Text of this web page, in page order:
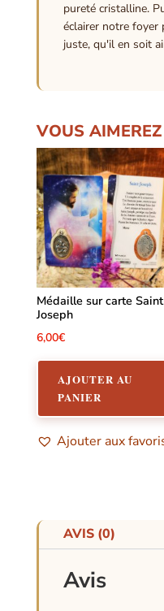
pureté cristalline.
éclairer notre foyer
juste, qu'il en soit
VOUS
Médaille sur carte
Joseph
6,00€
AJOUTER AU
PANIER
Ajouter aux
AVIS (0)
Avis